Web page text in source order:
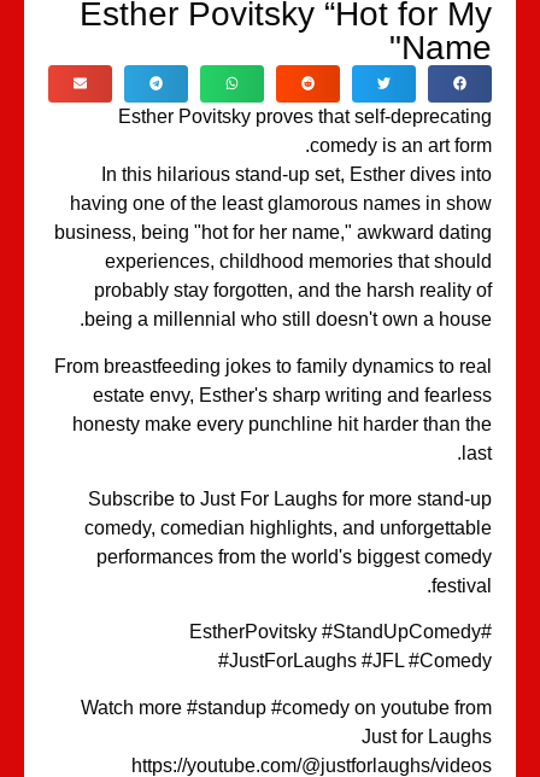
Esther Povitsky “Hot for My
Name"
Esther Povitsky proves that self-deprecating
comedy is an art form.
In this hilarious stand-up set, Esther dives into
having one of the least glamorous names in show
business, being "hot for her name," awkward dating
experiences, childhood memories that should
probably stay forgotten, and the harsh reality of
being a millennial who still doesn't own a house.
From breastfeeding jokes to family dynamics to real
estate envy, Esther's sharp writing and fearless
honesty make every punchline hit harder than the
last.
Subscribe to Just For Laughs for more stand-up
comedy, comedian highlights, and unforgettable
performances from the world's biggest comedy
festival.
#EstherPovitsky #StandUpComedy
#JustForLaughs #JFL #Comedy
Watch more #standup #comedy on youtube from
Just for Laughs
https://youtube.com/@justforlaughs/videos